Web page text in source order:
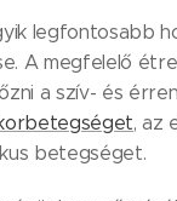
legfontosabb
A megfelelő
a szív- és
, az
betegséget.